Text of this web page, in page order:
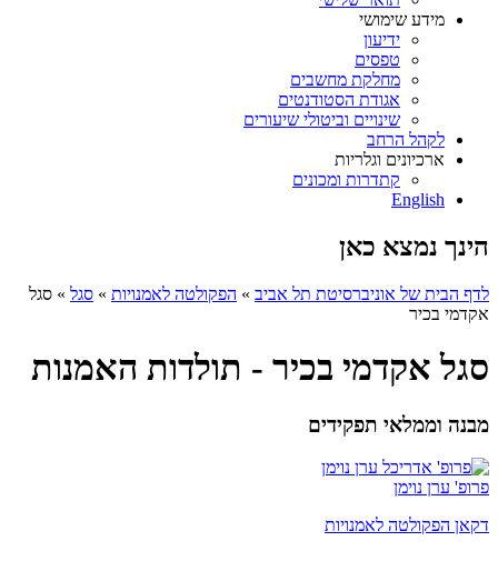
מידע שימושי
ידיעון
טפסים
מחלקת מחשבים
אגודת הסטודנטים
שינויים וביטולי שיעורים
לקהל הרחב
ארכיונים וגלריות
קתדרות ומכונים
English
הינך נמצא כאן
לדף הבית של אוניברסיטת תל אביב » הפקולטה לאמנויות » סגל » סגל
אקדמי בכיר
סגל אקדמי בכיר - תולדות האמנות
מבנה וממלאי תפקידים
פרופ' ערן נוימן
דקאן הפקולטה לאמנויות